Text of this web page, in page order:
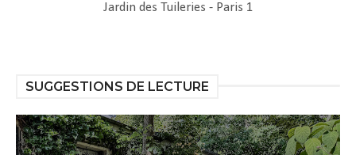
Jardin des Tuileries - Paris 1
SUGGESTIONS DE LECTURE